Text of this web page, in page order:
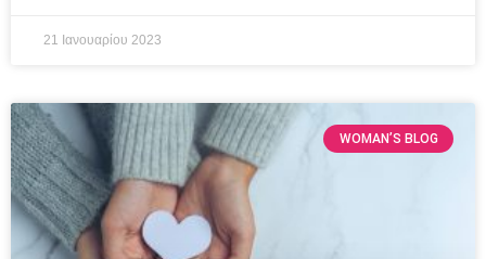
21 Ιανουαρίου 2023
WOMAN’S BLOG